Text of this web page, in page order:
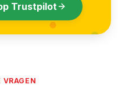
Trustpilot
VRAGEN